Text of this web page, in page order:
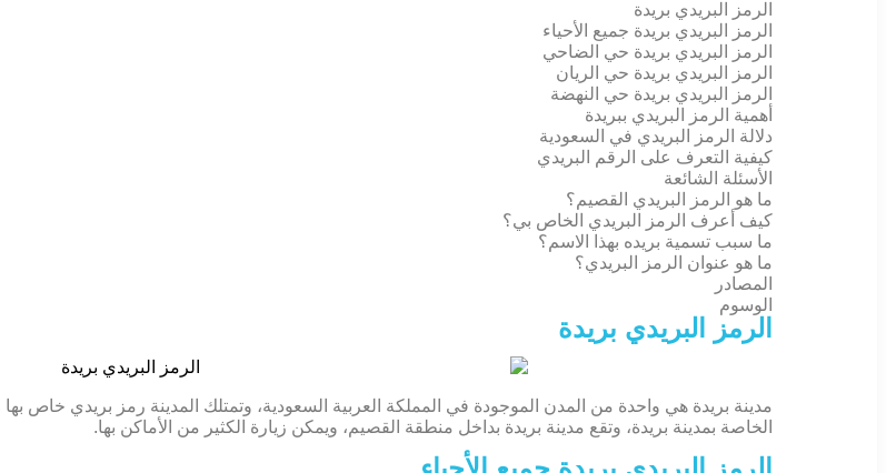
الرمز البريدي بريدة
الرمز البريدي بريدة جميع الأحياء
الرمز البريدي بريدة حي الضاحي
الرمز البريدي بريدة حي الريان
الرمز البريدي بريدة حي النهضة
أهمية الرمز البريدي ببريدة
دلالة الرمز البريدي في السعودية
كيفية التعرف على الرقم البريدي
الأسئلة الشائعة
ما هو الرمز البريدي القصيم؟
كيف أعرف الرمز البريدي الخاص بي؟
ما سبب تسمية بريده بهذا الاسم؟
ما هو عنوان الرمز البريدي؟
المصادر
الوسوم
الرمز البريدي بريدة
الخاصة بمدينة بريدة، وتقع مدينة بريدة بداخل منطقة القصيم، ويمكن زيارة الكثير من الأماكن بها.